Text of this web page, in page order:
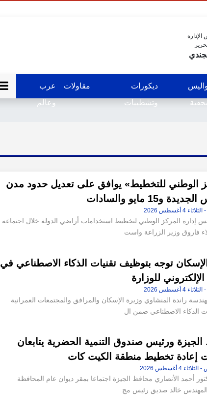
ديكورات
وتشطيبات
مقاولات
عرب
وعالم
الوطني للتخطيط» يوافق على تعديل حدود مدن
و15 مايو والسادات
إدارة المركز الوطني لتخطيط استخدامات أراضي الدولة خلال اجتماعه
فاروق وزير الزراعة واست
توجه بتوظيف تقنيات الذكاء الاصطناعي في
الإلكتروني للوزارة
راندة المنشاوي وزيرة الإسكان والمرافق والمجتمعات العمرانية
الذكاء الاصطناعي ضمن ال
ورئيس صندوق التنمية الحضرية يتابعان
إعادة تخطيط منطقة الكيت كات
أحمد الأنصاري محافظ الجيزة اجتماعا بمقر ديوان عام المحافظة
خالد صديق رئيس مج